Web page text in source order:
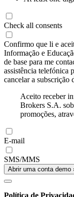
Check all consents
Confirmo que li e
Informação e
de base para me
assistência telefónica
cancelar a subscrição
Aceito receber
Brokers S.A.
promoções,
E-mail
SMS/MMS
Abrir uma conta demo
Política de